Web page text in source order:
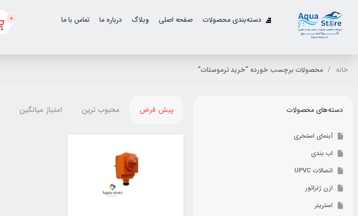
دسته‌بندی محصولات صفحه اصلی وبلاگ درباره ما تماس با ما 0
خانه محصولات برچسب خورده “خرید ترموستات”
دسته‌های محصولات
آبنمای استخری
اب بندی
اتصالات UPVC
ازن ژنراتور
استرینر
پیش فرض محبوب ترین امتیاز میانگین